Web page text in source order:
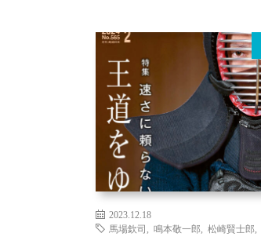
2023.12.18
馬場欽司
鳴本敬一郎 松崎賢士郎